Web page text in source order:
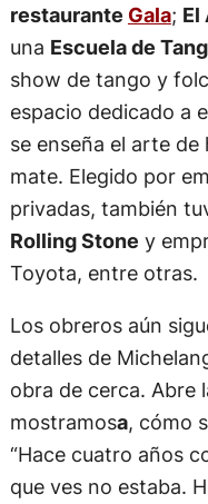
restaurante Gala; El
una Escuela de
show de tango y
espacio dedicado a
se enseña el arte
mate. Elegido por
privadas, también
Rolling Stone y
Toyota, entre otras.
Los obreros aún
detalles de
obra de cerca. Abre
mostramosa, cómo
“Hace cuatro años
que ves no estaba.